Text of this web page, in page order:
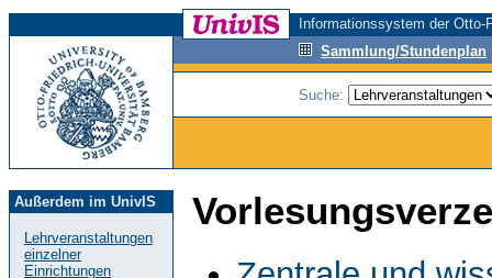
Informationssystem der
Sammlung/Stundenplan
Suche:
Außerdem im UnivIS
Lehrveranstaltungen
einzelner
Einrichtungen